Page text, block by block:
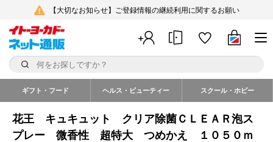
【大切なお知らせ】ご登録情報の継続利用に関するお願い
ギフト・フード ヘルス・ビューティー スクール・ホビー
花王 キュキュット クリア除菌ＣＬＥＡＲ泡ス
プレー 微香性 超特大 つめかえ １０５０ｍ